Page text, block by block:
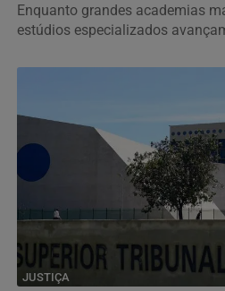
Enquanto grandes academias
estúdios especializados
JUSTIÇA